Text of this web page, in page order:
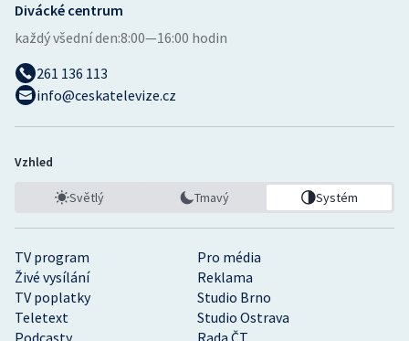
TV program
Pro média
Živé vysílání
Reklama
TV poplatky
Studio Brno
Teletext
Studio Ostrava
Divácké centrum
každý všední den:8:00—16:00 hodin
261 136 113
info@ceskatelevize.cz
Vzhled
Světlý Tmavý Systém